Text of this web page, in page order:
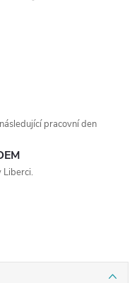
pracovní den
Liberci.